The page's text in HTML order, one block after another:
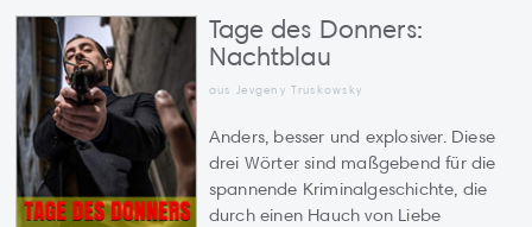
Tage des Donners:
Nachtblau
aus Jevgeny Truskowsky
Anders, besser und explosiver. Diese
drei Wörter sind maßgebend für die
spannende Kriminalgeschichte, die
durch einen Hauch von Liebe